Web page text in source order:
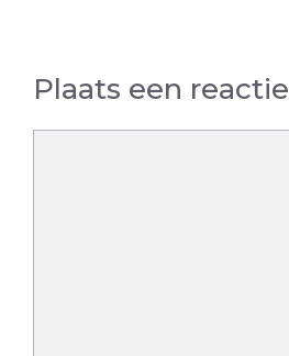
Plaats een reactie